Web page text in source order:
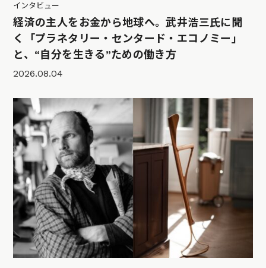
インタビュー
経済の主人をお金から地球へ。武井浩三氏に聞
く「プラネタリー・センタード・エコノミー」
と、“自分を生きる”ための働き方
2026.08.04